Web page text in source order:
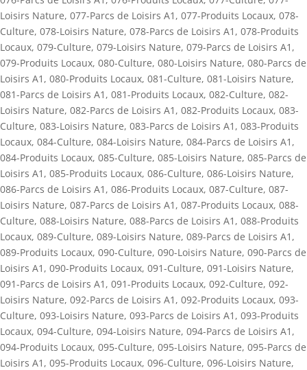
Loisirs Nature, 077-Parcs de Loisirs A1 , 077-Produits Locaux, 078-
Culture, 078-Loisirs Nature, 078-Parcs de Loisirs A1 , 078-Produits
Locaux, 079-Culture, 079-Loisirs Nature, 079-Parcs de Loisirs A1 ,
079-Produits Locaux, 080-Culture, 080-Loisirs Nature, 080-Parcs de
Loisirs A1 , 080-Produits Locaux, 081-Culture, 081-Loisirs Nature,
081-Parcs de Loisirs A1 , 081-Produits Locaux, 082-Culture, 082-
Loisirs Nature, 082-Parcs de Loisirs A1 , 082-Produits Locaux, 083-
Culture, 083-Loisirs Nature, 083-Parcs de Loisirs A1 , 083-Produits
Locaux, 084-Culture, 084-Loisirs Nature, 084-Parcs de Loisirs A1 ,
084-Produits Locaux, 085-Culture, 085-Loisirs Nature, 085-Parcs de
Loisirs A1 , 085-Produits Locaux, 086-Culture, 086-Loisirs Nature,
086-Parcs de Loisirs A1 , 086-Produits Locaux, 087-Culture, 087-
Loisirs Nature, 087-Parcs de Loisirs A1 , 087-Produits Locaux, 088-
Culture, 088-Loisirs Nature, 088-Parcs de Loisirs A1 , 088-Produits
Locaux, 089-Culture, 089-Loisirs Nature, 089-Parcs de Loisirs A1 ,
089-Produits Locaux, 090-Culture, 090-Loisirs Nature, 090-Parcs de
Loisirs A1 , 090-Produits Locaux, 091-Culture, 091-Loisirs Nature,
091-Parcs de Loisirs A1 , 091-Produits Locaux, 092-Culture, 092-
Loisirs Nature, 092-Parcs de Loisirs A1 , 092-Produits Locaux, 093-
Culture, 093-Loisirs Nature, 093-Parcs de Loisirs A1 , 093-Produits
Locaux, 094-Culture, 094-Loisirs Nature, 094-Parcs de Loisirs A1 ,
094-Produits Locaux, 095-Culture, 095-Loisirs Nature, 095-Parcs de
Loisirs A1 , 095-Produits Locaux, 096-Culture, 096-Loisirs Nature,